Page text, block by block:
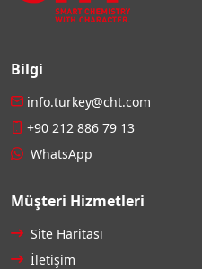
Bilgi
info.turkey@cht.com
+90 212 886 79 13
WhatsApp
Müşteri Hizmetleri
Site Haritası
İletişim